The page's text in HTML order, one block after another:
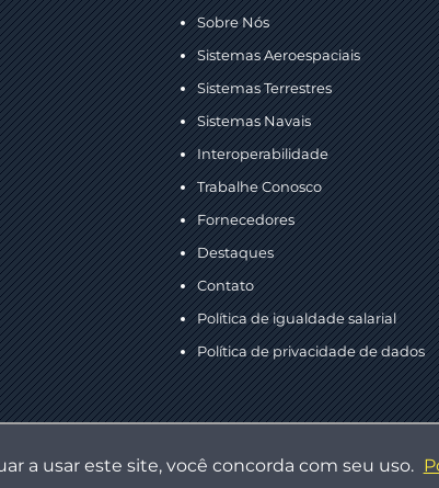
Sobre Nós
Sistemas Aeroespaciais
Sistemas Terrestres
Sistemas Navais
Interoperabilidade
Trabalhe Conosco
Fornecedores
Destaques
Contato
Política de igualdade salarial
Política de privacidade de dados
Copyright © 2026 AEL Sistemas. Todos os direitos
a usar este site, você concorda com seu uso.